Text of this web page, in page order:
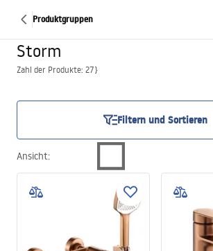
Produktgruppen
Storm
Zahl der Produkte: 27}
Filtern und Sortieren
Ansicht: